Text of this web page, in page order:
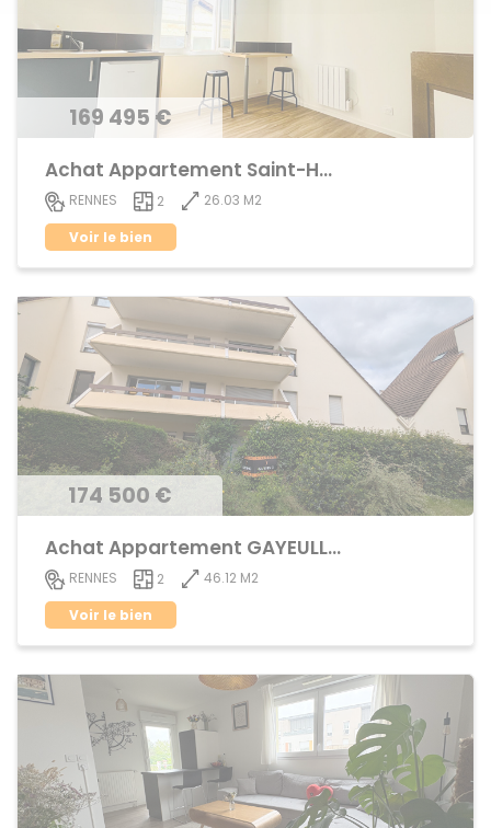
169 495 €
Achat Appartement Saint-Helier
RENNES 2
26.03 M2
Voir le bien
174 500 €
Achat Appartement GAYEULLES
RENNES 2
46.12 M2
Voir le bien